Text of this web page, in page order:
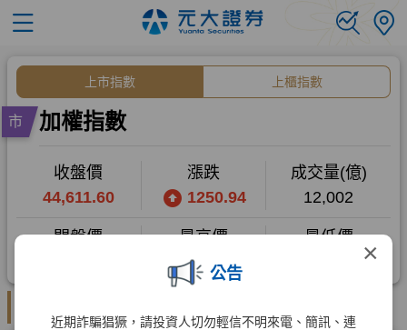
×
公告
近期詐騙猖獗，請投資人切勿輕信不明來電、簡訊、連